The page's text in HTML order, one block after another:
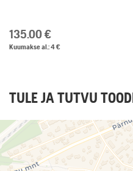
135.00 €
Kuumakse al.: 4 €
TULE JA TUTVU